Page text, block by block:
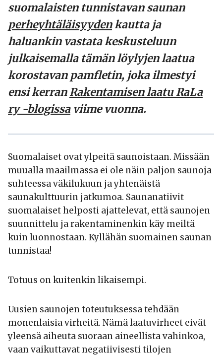
suomalaisten tunnistavan saunan
perheyhtäläisyydenkautta ja
haluankin vastata keskusteluun
julkaisemalla tämän löylyjen laatua
korostavan pamfletin, joka ilmestyi
ensi kerranRakentamisen laatu RaLa
ry -blogissaviime vuonna.
Suomalaiset ovat ylpeitä saunoistaan. Missään
muualla maailmassa ei ole näin paljon saunoja
suhteessa väkilukuun ja yhtenäistä
saunakulttuurin jatkumoa. Saunanatiivit
suomalaiset helposti ajattelevat, että saunojen
suunnittelu ja rakentaminenkin käy meiltä
kuin luonnostaan. Kyllähän suomainen saunan
tunnistaa!
Totuus on kuitenkin likaisempi.
Uusien saunojen toteutuksessa tehdään
monenlaisia virheitä. Nämä laatuvirheet eivät
yleensä aiheuta suoraan aineellista vahinkoa,
vaan vaikuttavat negatiivisesti tilojen